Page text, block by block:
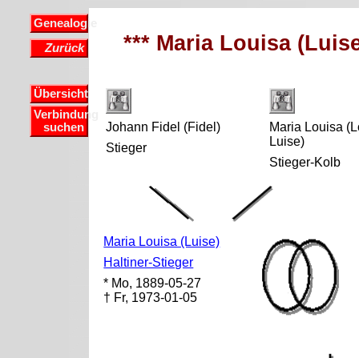
Genealogie
Zurück
Übersicht
Verbindung
suchen
*** Maria Louisa
Johann Fidel (Fidel)
Stieger
Maria Louisa
Luise)
Stieger-Kolb
Maria Louisa (Luise)
Haltiner-Stieger
* Mo, 1889-05-27
† Fr, 1973-01-05